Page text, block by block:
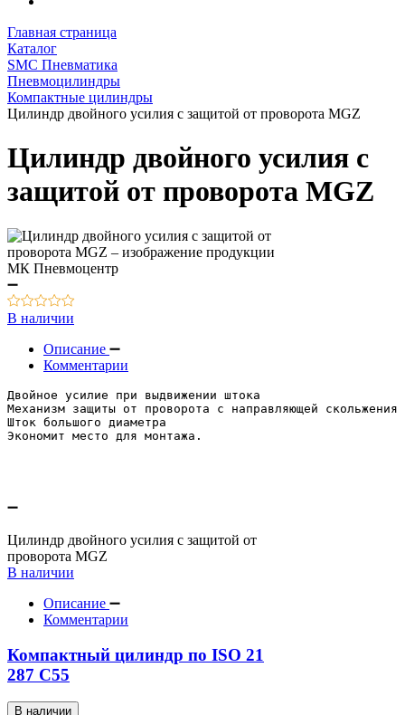
Главная страница
Каталог
SMC Пневматика
Пневмоцилиндры
Компактные цилиндры
Цилиндр двойного усилия с защитой от проворота MGZ
Цилиндр двойного усилия с
защитой от проворота MGZ
В наличии
Описание
Комментарии
Двойное усилие при выдвижении штока
Механизм защиты от проворота с направляющей скольжения
Шток большого диаметра
Экономит место для монтажа.
Цилиндр двойного усилия с защитой от
проворота MGZ
В наличии
Описание
Комментарии
Компактный цилиндр по ISO 21
287 C55
В наличии